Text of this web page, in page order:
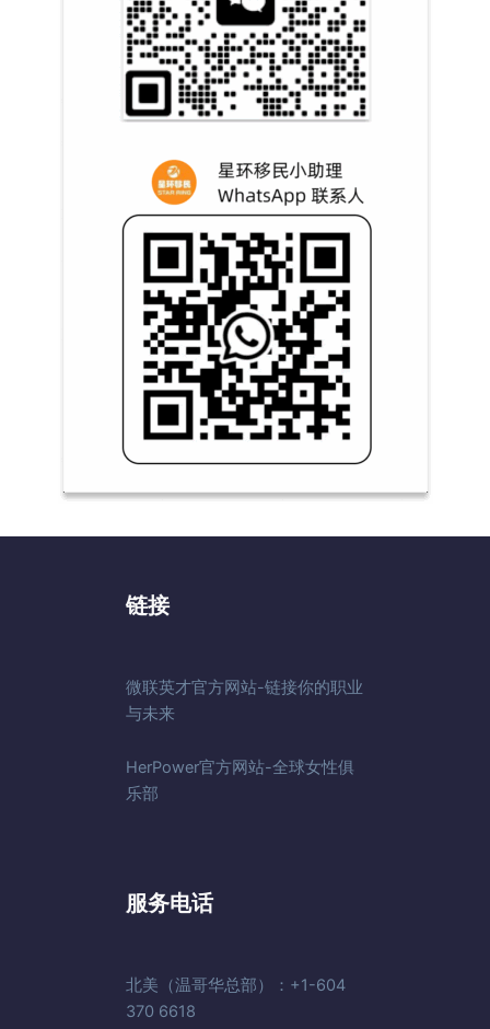
链接
微联英才官方网站-链接你的职业
与未来
HerPower官方网站-全球女性俱
乐部
服务电话
北美（温哥华总部）：+1-604
370 6618